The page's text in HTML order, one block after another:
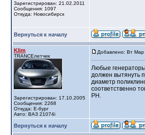
Зарегистрирован: 21.02.2011
Сообщения: 1097
Откуда: Новосибирск
Вернуться к началу
Klim
TRANCEлетчик
Зарегистрирован: 17.10.2005
Сообщения: 2268
Откуда: Е-бург
Авто: ВАЗ 21074i
Добавлено: Вт
Любые
должен вытянуть
диаметр
соответственно
РН.
Вернуться к началу